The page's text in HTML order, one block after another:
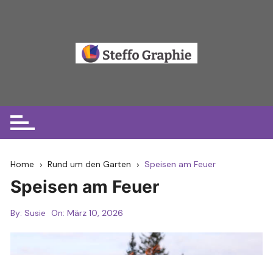
Home Rund um den Garten Speisen am Feuer
Speisen am Feuer
By: Susie On:März 10, 2026